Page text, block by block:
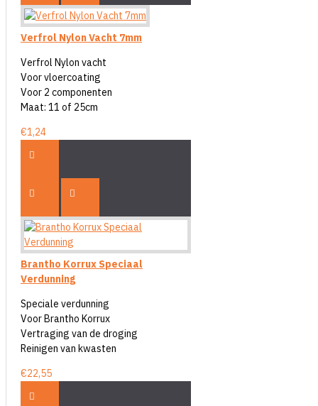
Verfrol Nylon Vacht 7mm
Verfrol Nylon vacht
Voor vloercoating
Voor 2 componenten
Maat: 11 of 25cm
€1,24
Brantho Korrux Speciaal
Verdunning
Speciale verdunning
Voor Brantho Korrux
Vertraging van de droging
Reinigen van kwasten
€22,55